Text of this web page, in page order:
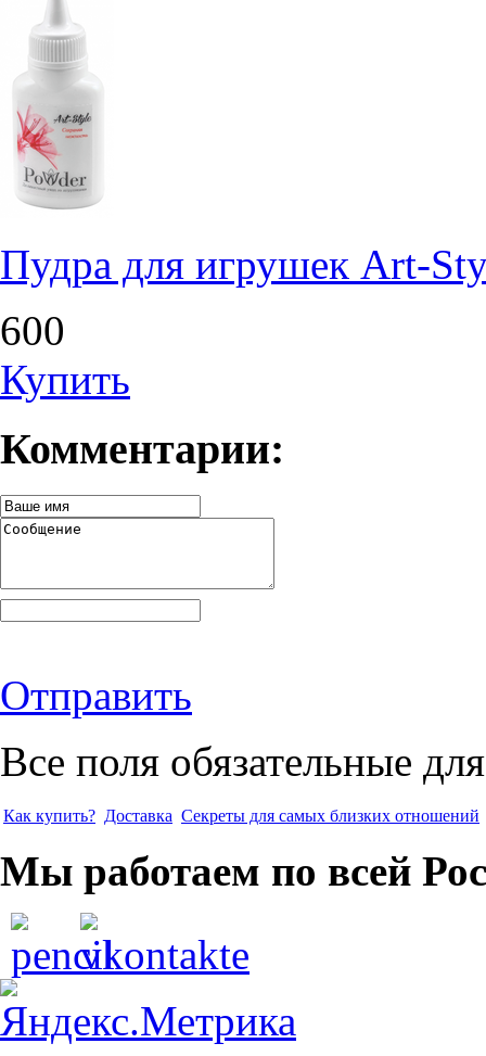
Пудра для игрушек Art-
600
Купить
Комментарии:
Отправить
Все поля обязательные
Как купить? Доставка Секреты для самых близких отношений
Мы работаем по всей